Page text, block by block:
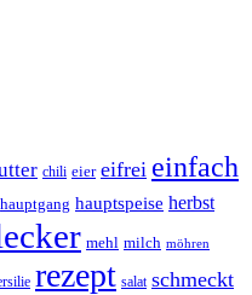
chili eier eifrei einfach
hauptgang hauptspeise herbst
mehl milch möhren
rezept salat schmeckt